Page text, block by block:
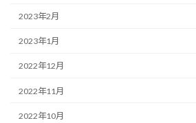
2023年2月
2023年1月
2022年12月
2022年11月
2022年10月